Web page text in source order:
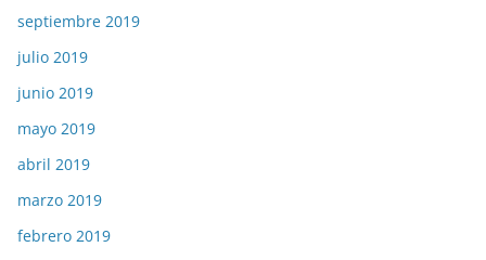
septiembre 2019
julio 2019
junio 2019
mayo 2019
abril 2019
marzo 2019
febrero 2019